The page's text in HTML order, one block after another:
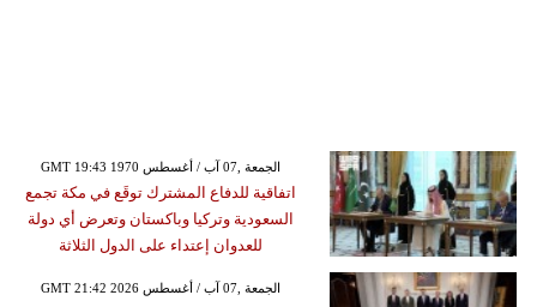
GMT 19:43 1970 الجمعة ,07 آب / أغسطس
اتفاقية للدفاع المشترك توقَع في مكة تجمع
السعودية وتركيا وباكستان وتعرض أي دولة
للعدوان إعتداء على الدول الثلاثة
GMT 21:42 2026 الجمعة ,07 آب / أغسطس